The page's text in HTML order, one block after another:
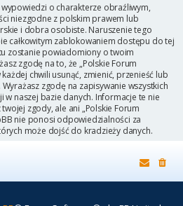
o charakterze obraźliwym,
niezgodne z polskim prawem lub
i dobra osobiste. Naruszenie tego
całkowitym zablokowaniem dostępu do tej
zostanie powiadomiony o twoim
zgodę na to, że „Polskie Forum
chwili usunąć, zmienić, przenieść lub
zgodę na zapisywanie wszystkich
naszej bazie danych. Informacje te nie
zgody, ale ani „Polskie Forum
nie ponosi odpowiedzialności za
może dojść do kradzieży danych.